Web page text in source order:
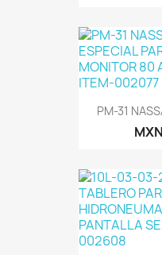
PM-31